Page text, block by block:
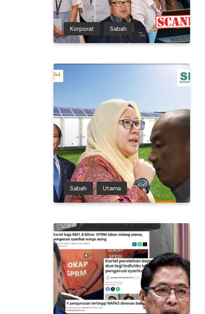
Korporat Sabah
Sabah Utama